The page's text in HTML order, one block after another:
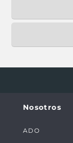
Nosotros
ADO